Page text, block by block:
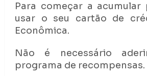
Para começar a acumular
usar o seu cartão de
Econômica.
Não é necessário
programa de recompensas.